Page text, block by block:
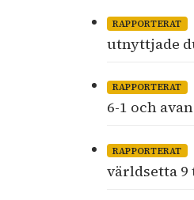
RAPPORTERAT
utnyttjade
RAPPORTERAT
6-1 och
RAPPORTERAT
världsetta 9